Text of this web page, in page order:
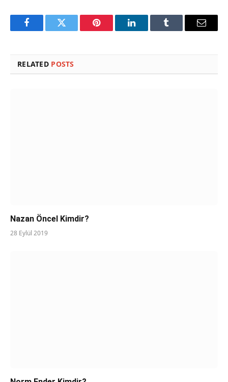
FacebookTwitter Pinterest LinkedInTumblr Email
RELATED POSTS
Nazan Öncel Kimdir?
28 Eylül 2019